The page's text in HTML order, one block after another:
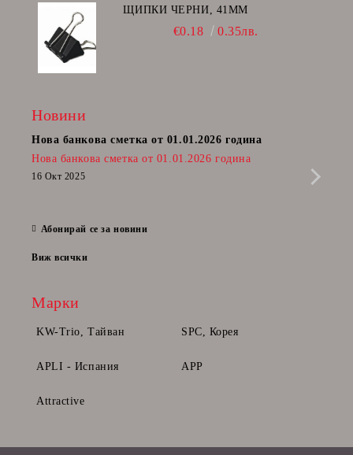
ЩИПКИ ЧЕРНИ, 41ММ
€0.18 0.35лв.
Новини
Нова банкова сметка от 01.01.2026 година
Нова банкова сметка от 01.01.2026 година
16 Окт 2025
Абонирай се за новини
Виж всички
Марки
KW-Trio, Тайван SPC, Корея
APLI - Испания APP
Attractive